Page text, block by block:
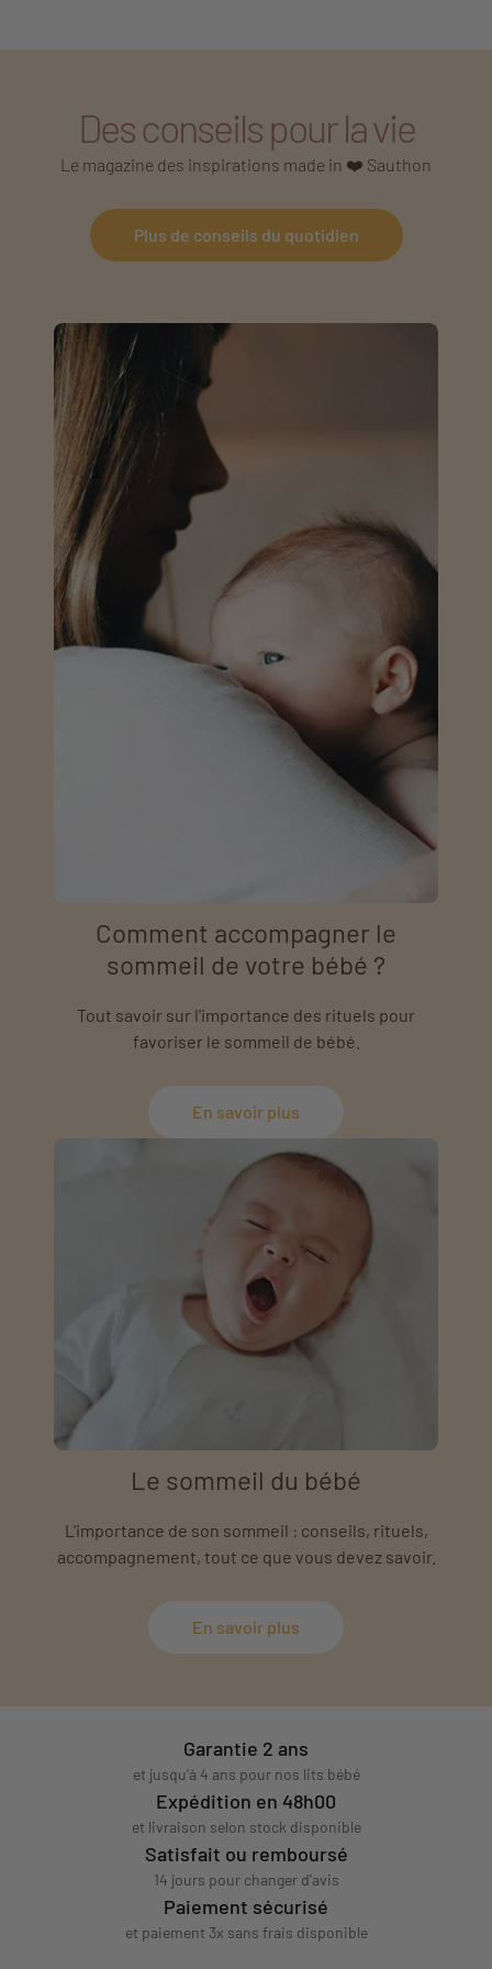
Des conseils pour la vie
Le magazine des inspirations made in ❤️ Sauthon
Plus de conseils du quotidien
Comment accompagner le
sommeil de votre bébé ?
Tout savoir sur l'importance des rituels pour
favoriser le sommeil de bébé.
En savoir plus
Le sommeil du bébé
L'importance de son sommeil : conseils, rituels,
accompagnement, tout ce que vous devez savoir.
En savoir plus
Garantie 2 ans
et jusqu'à 4 ans pour nos lits bébé
Expédition en 48h00
et livraison selon stock disponible
Satisfait ou remboursé
14 jours pour changer d'avis
Paiement sécurisé
et paiement 3x sans frais disponible